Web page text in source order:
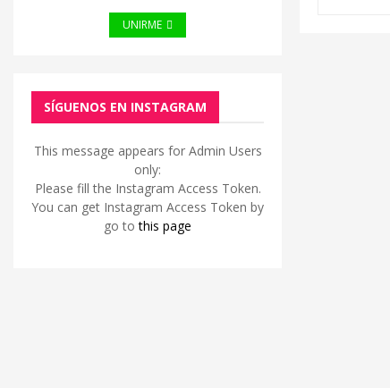
UNIRME
SÍGUENOS EN INSTAGRAM
This message appears for Admin Users
only:
Please fill the Instagram Access Token.
You can get Instagram Access Token by
go tothis page